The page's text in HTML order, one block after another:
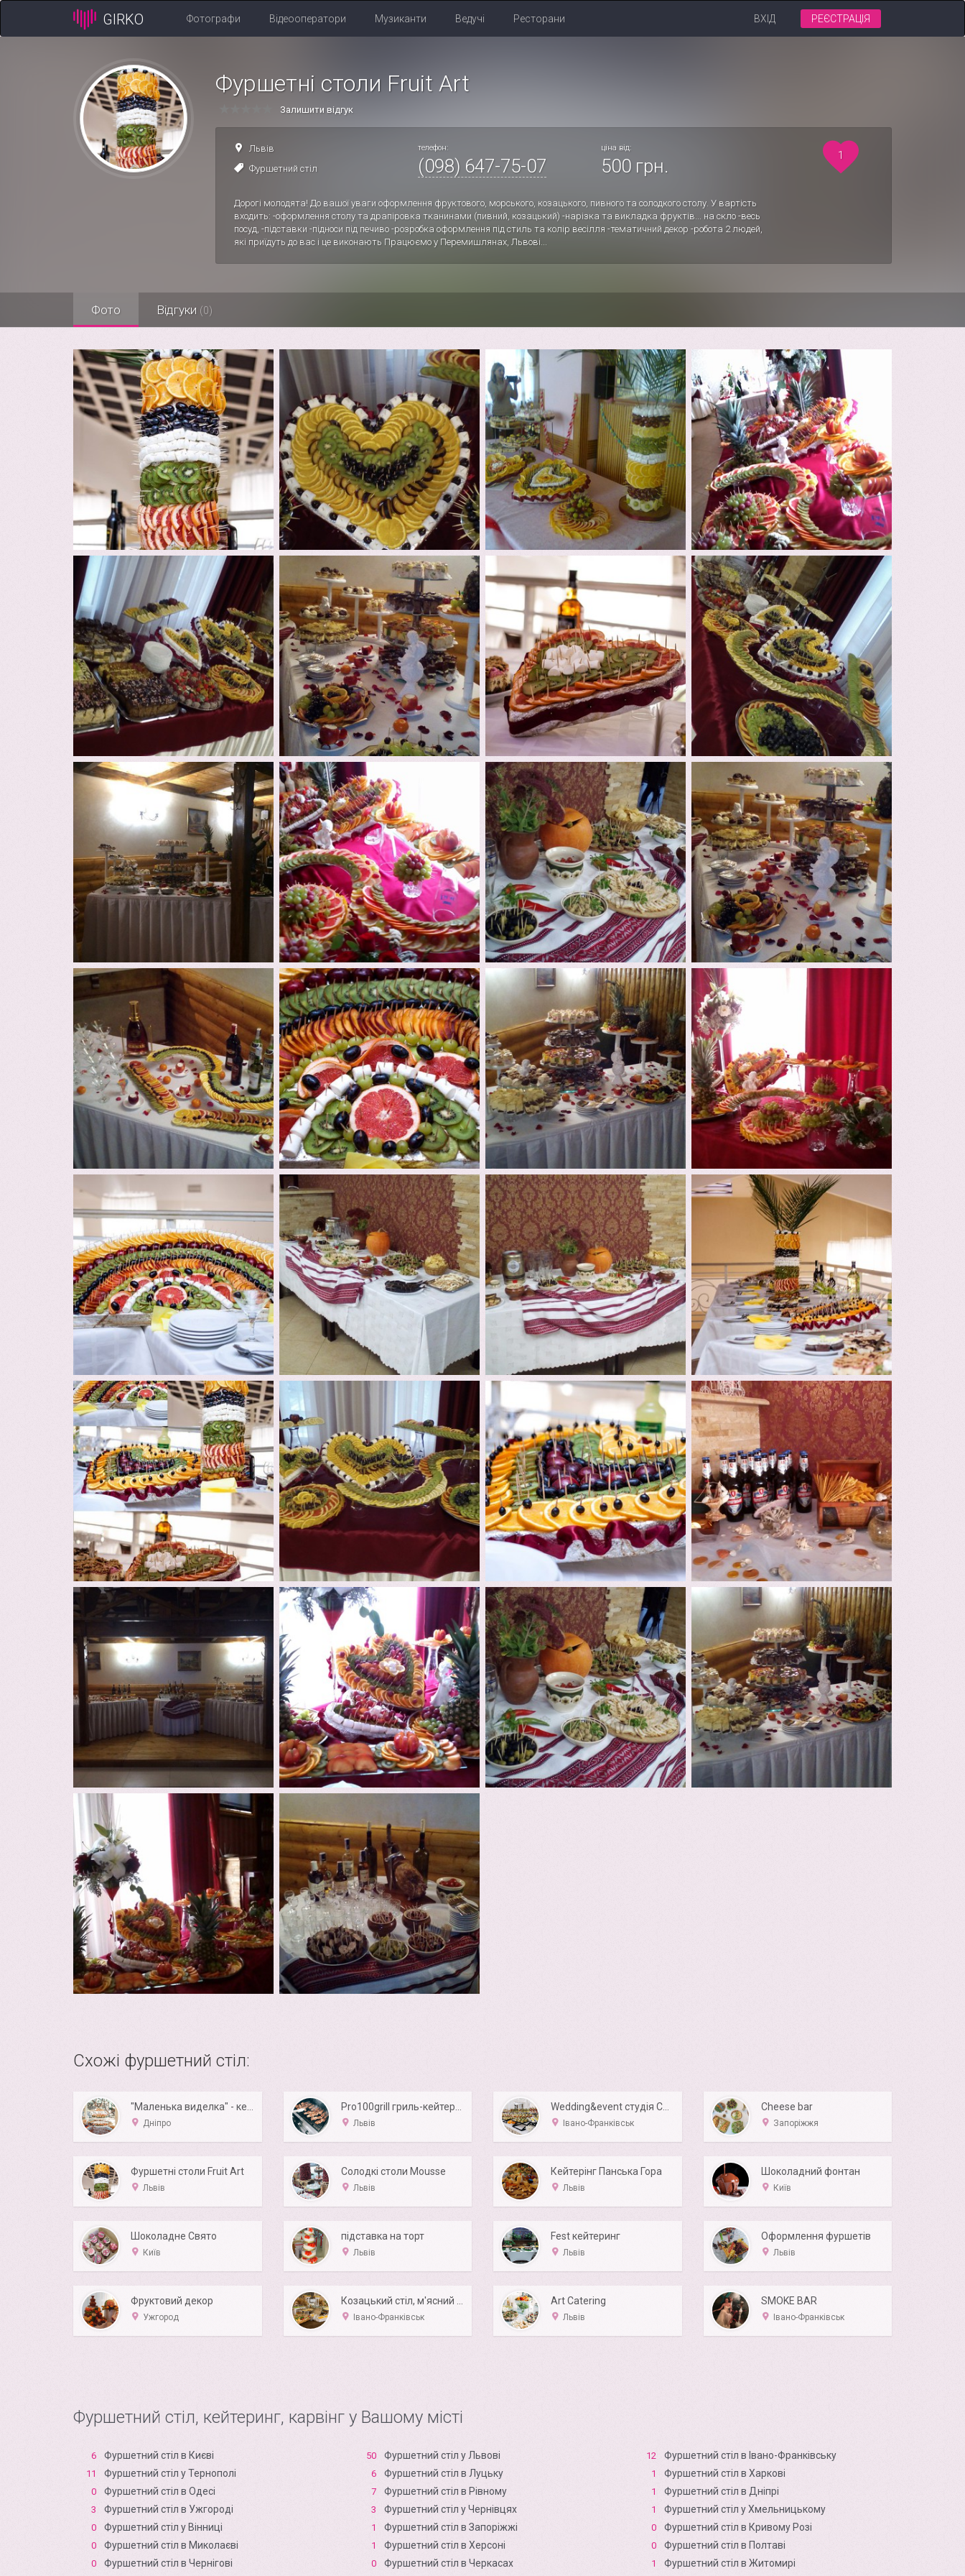
GIRKO Фотографи Відеооператори Музиканти Ведучі Ресторани ВХІД РЕЄСТРАЦІЯ
Фуршетні столи Fruit Art
Залишити відгук
Львів
Фуршетний стіл
телефон:
(098) 647-75-07
ціна від:
500 грн.
Дорогі молодята! До вашої уваги оформлення фруктового, морського, козацького, пивного та солодкого столу. У вартість
входить: -оформлення столу та драпіровка тканинами (пивний, козацький) -нарізка та викладка фруктів... на скло -весь
посуд, -підставки -підноси під печиво -розробка оформлення під стиль та колір весілля -тематичний декор -робота 2 людей,
які приїдуть до вас і це виконають Працюємо у Перемишлянах, Львові...
1
Фото Відгуки (0)
Схожі фуршетний стіл:
Дніпро Львів Івано-Франківськ
Cheese bar
Запоріжжя
Фуршетні столи Fruit Art
Львів
Солодкі столи Mousse
Львів
Кейтерінг Панська Гора
Львів
Шоколадний фонтан
Київ
Шоколадне Свято
Київ
підставка на торт
Львів
Fest кейтеринг
Львів
Оформлення фуршетів
Львів
Фруктовий декор
Ужгород Івано-Франківськ
Art Catering
Львів
SMOKE BAR
Івано-Франківськ
Фуршетний стіл, кейтеринг, карвінг у Вашому місті
6 Фуршетний стіл в Києві 50 Фуршетний стіл у Львові 12 Фуршетний стіл в Івано-Франківську
11 Фуршетний стіл у Тернополі 6 Фуршетний стіл в Луцьку 1 Фуршетний стіл в Харкові
0 Фуршетний стіл в Одесі 7 Фуршетний стіл в Рівному 1 Фуршетний стіл в Дніпрі
3 Фуршетний стіл в Ужгороді 3 Фуршетний стіл у Чернівцях 1 Фуршетний стіл у Хмельницькому
0 Фуршетний стіл у Вінниці 1 Фуршетний стіл в Запоріжжі 0 Фуршетний стіл в Кривому Розі
0 Фуршетний стіл в Миколаєві 1 Фуршетний стіл в Xерсоні 0 Фуршетний стіл в Полтаві
0 Фуршетний стіл в Чернігові 0 Фуршетний стіл в Черкасах 1
Фуршетний стіл в Житомирі